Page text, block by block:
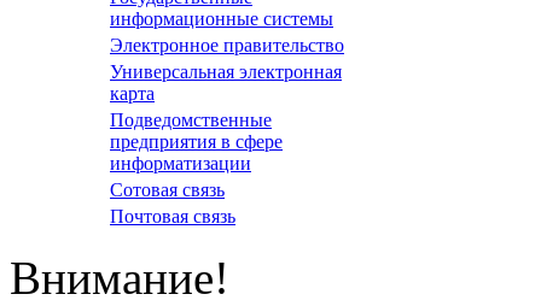
информационные системы
Электронное правительство
Универсальная электронная
карта
Подведомственные
предприятия в сфере
информатизации
Сотовая связь
Почтовая связь
Внимание!